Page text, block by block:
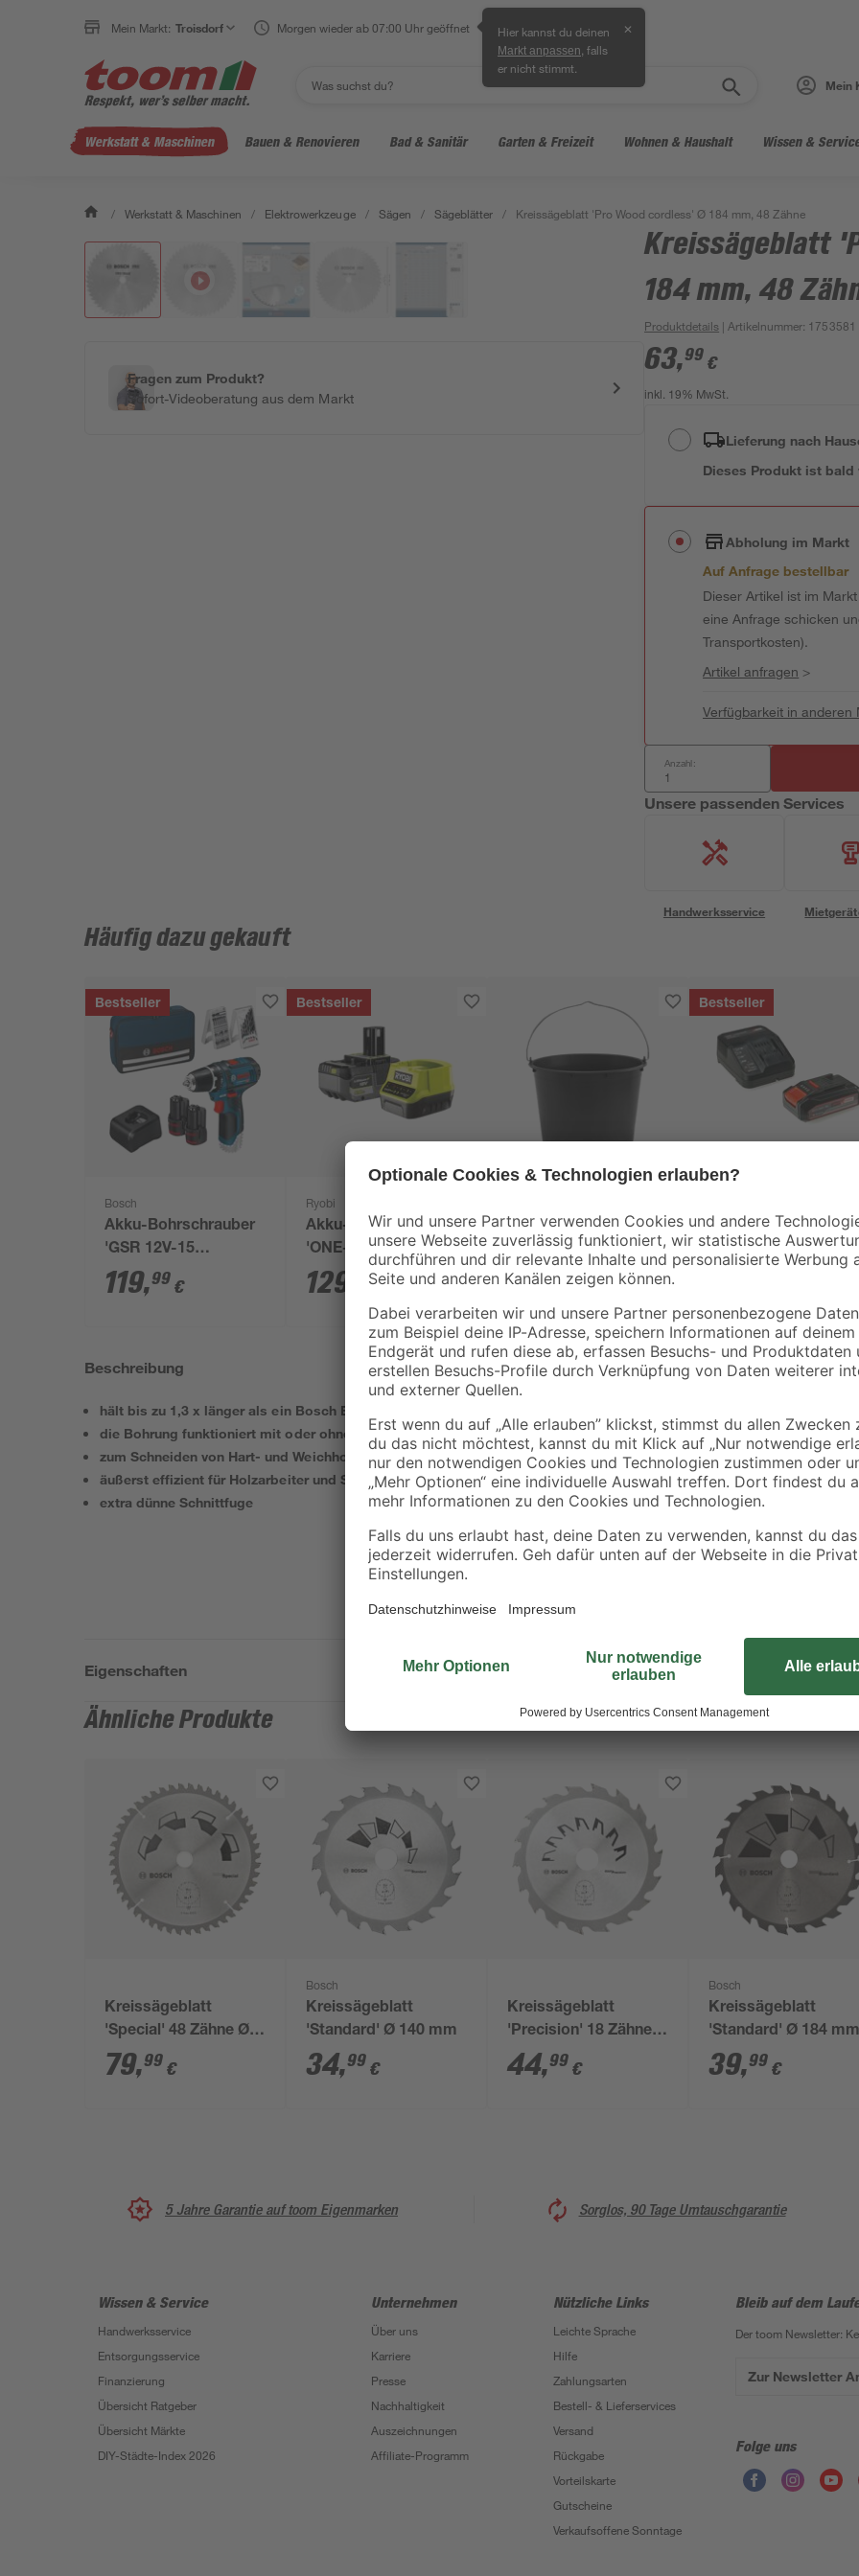
Mein Markt: Troisdorf Morgen wieder ab 07:00 Uhr geöffnet Hier kannst du deinen
Markt anpassen , falls
er nicht stimmt.
✕
Mein
Werkstatt & Maschinen Bauen & Renovieren Bad & Sanitär Garten & Freizeit Wohnen & Haushalt Wissen &
/ Werkstatt & Maschinen / Elektrowerkzeuge / Sägen / Sägeblätter / Kreissägeblatt 'Pro Wood cordless' Ø 184 mm, 48 Zähne
Fragen zum Produkt?
Sofort-Videoberatung aus dem Markt
Kreissägeblatt
184 mm, 48
Produktdetails | Artikelnummer: 1753581
63,99 €
inkl. 19% MwSt.
Lieferung nach
Dieses Produkt ist bald
Abholung im Markt
Auf Anfrage bestellbar
Dieser Artikel ist im
eine Anfrage schicken
Transportkosten).
Artikel anfragen >
Verfügbarkeit in anderen
Anzahl:
Unsere passenden Services
Handwerksservice
Häufig dazu gekauft
Bestseller
Bosch
Akku-Bohrschrauber
'GSR 12V-15
Professional' mit 2
Akkus, Tasche und
119,99 €
Bestseller
Ryobi
Akku-Starter-Set
'ONE+ HP RC18120-
150X' 18 V 5,0 Ah mit
Akku und Ladegerät
129 99€
Baueimer 12 l
1,69€
Bestseller
Akku-Starter-Set
'Power X-Change'
Ladegerät und Akku
Beschreibung
hält bis zu 1,3 x länger als ein Bosch Eco for Wood Kreissägeblatt
die Bohrung funktioniert mit oder ohne Reduzierringe
zum Schneiden von Hart- und Weichholz
äußerst effizient für Holzarbeiter und Schreiner
extra dünne Schnittfuge
Musst du mit deiner Akku-Kapp‑
reicht? Das 'PRO Wood cordless'
gemacht, sodass weniger
Holzwerkstoffe aller Art, immer
Kreissägeblatt für Holzarbeiter
Schneiden von Massivholz und
besonders dünnen Schnittfuge
Leistung und verlängert so die
starke Carbide-Zähne, sodass
erzielen kannst, für einen
Eigenschaften
Ähnliche Produkte
Kreissägeblatt
'Special' 48 Zähne Ø
184 mm
79,99 €
Bosch
Kreissägeblatt
'Standard' Ø 140 mm
34,99 €
Kreissägeblatt
'Precision' 18 Zähne Ø
140 mm
44,99 €
Bosch
Kreissägeblatt
'Standard' Ø 184 mm
39,99 €
5 Jahre Garantie auf toom Eigenmarken Sorglos, 90 Tage Umtauschgarantie
Wissen & Service
Handwerksservice
Entsorgungsservice
Finanzierung
Übersicht Ratgeber
Übersicht Märkte
DIY-Städte-Index 2026
Unternehmen
Über uns
Karriere
Presse
Nachhaltigkeit
Auszeichnungen
Affiliate-Programm
Nützliche Links
Leichte Sprache
Hilfe
Zahlungsarten
Bestell- & Lieferservices
Versand
Rückgabe
Vorteilskarte
Gutscheine
Verkaufsoffene Sonntage
Bleib auf dem
Der toom Newsletter:
Zur Newsletter
Folge uns